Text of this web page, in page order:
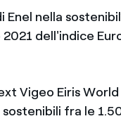
Enel nella
dell'indice
Vigeo Eiris
fra le